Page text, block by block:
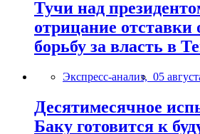
Тучи над
отрицание отставки
борьбу за власть в
Экспресс-анализ, 05
Десятимесячное
Баку готовится к